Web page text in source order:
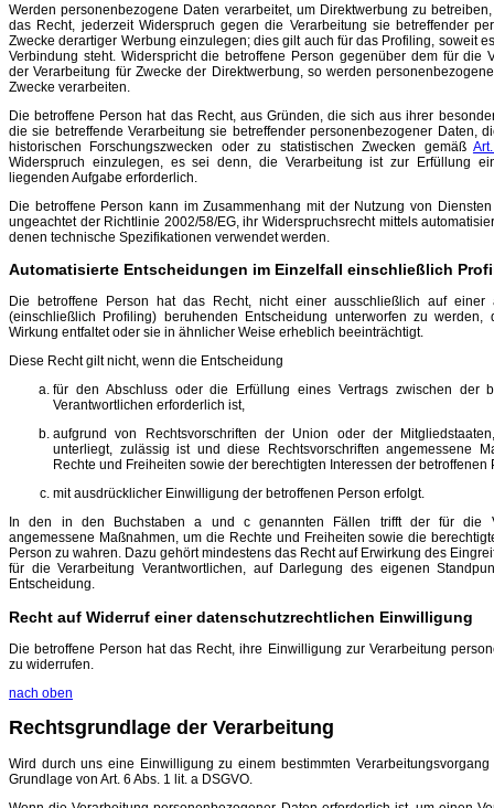
Werden personenbezogene Daten verarbeitet, um Direktwerbung zu
das Recht, jederzeit Widerspruch gegen die Verarbeitung sie betreffender
Zwecke derartiger Werbung einzulegen; dies gilt auch für das Profiling, soweit
Verbindung steht. Widerspricht die betroffene Person gegenüber dem für die
der Verarbeitung für Zwecke der Direktwerbung, so werden
Zwecke verarbeiten.
Die betroffene Person hat das Recht, aus Gründen, die sich aus ihrer
die sie betreffende Verarbeitung sie betreffender personenbezogener Daten,
historischen Forschungszwecken oder zu statistischen Zwecken gemäß
Widerspruch einzulegen, es sei denn, die Verarbeitung ist zur Erfüllung
liegenden Aufgabe erforderlich.
Die betroffene Person kann im Zusammenhang mit der Nutzung von
ungeachtet der Richtlinie 2002/58/EG, ihr Widerspruchsrecht mittels
denen technische Spezifikationen verwendet werden.
Automatisierte Entscheidungen im Einzelfall einschließlich
Die betroffene Person hat das Recht, nicht einer ausschließlich auf einer
(einschließlich Profiling) beruhenden Entscheidung unterworfen zu
Wirkung entfaltet oder sie in ähnlicher Weise erheblich beeinträchtigt.
Diese Recht gilt nicht, wenn die Entscheidung
für den Abschluss oder die Erfüllung eines Vertrags zwischen der
Verantwortlichen erforderlich ist,
aufgrund von Rechtsvorschriften der Union oder der
unterliegt, zulässig ist und diese Rechtsvorschriften angemessene
Rechte und Freiheiten sowie der berechtigten Interessen der betroffenen
mit ausdrücklicher Einwilligung der betroffenen Person erfolgt.
In den in den Buchstaben a und c genannten Fällen trifft der für die
angemessene Maßnahmen, um die Rechte und Freiheiten sowie die
Person zu wahren. Dazu gehört mindestens das Recht auf Erwirkung des
für die Verarbeitung Verantwortlichen, auf Darlegung des eigenen
Entscheidung.
Recht auf Widerruf einer datenschutzrechtlichen Einwilligung
Die betroffene Person hat das Recht, ihre Einwilligung zur Verarbeitung
zu widerrufen.
nach oben
Rechtsgrundlage der Verarbeitung
Wird durch uns eine Einwilligung zu einem bestimmten
Grundlage von Art. 6 Abs. 1 lit. a DSGVO.